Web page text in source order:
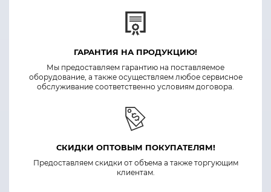
ГАРАНТИЯ НА ПРОДУКЦИЮ!
Мы предоставляем гарантию на поставляемое
оборудование, а также осуществляем любое сервисное
обслуживание соответственно условиям договора.
СКИДКИ ОПТОВЫМ ПОКУПАТЕЛЯМ!
Предоставляем скидки от объема а также торгующим
клиентам.